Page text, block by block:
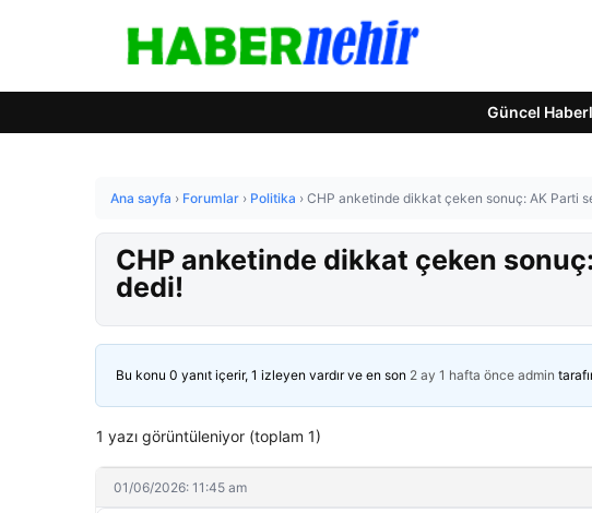
Güncel
Ana sayfa › Forumlar › Politika › CHP anketinde dikkat çeken sonuç: AK Parti
CHP anketinde dikkat çeken
dedi!
Bu konu 0 yanıt içerir, 1 izleyen vardır ve en son 2 ay 1 hafta önce admin
1 yazı görüntüleniyor (toplam 1)
01/06/2026: 11:45 am